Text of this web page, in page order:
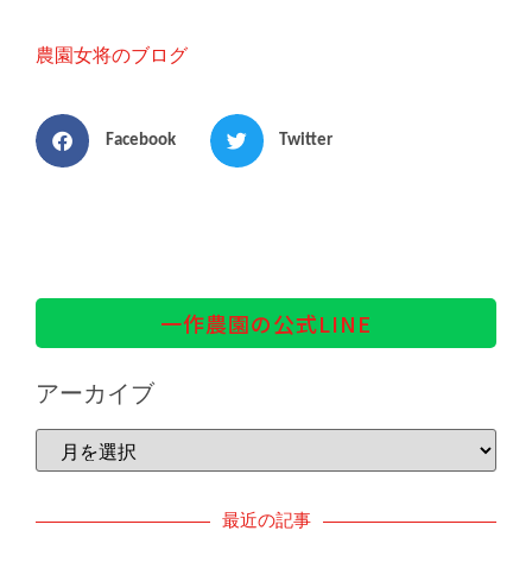
農園女将のブログ
Facebook Twitter
一作農園の公式LINE
アーカイブ
最近の記事